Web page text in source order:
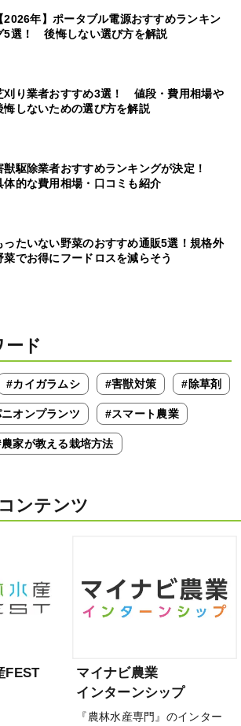
【2026年】ポータブル電源おすすめランキン
5選！ 後悔しない選び方を解説
刈り業者おすすめ3選！ 値段・費用相場や
悔しないための選び方を解説
獣駆除業者おすすめランキングが決定！
体的な費用相場・口コミも紹介
ったいない野菜のおすすめ通販5選！規格外
菜でお得にフードロスを減らそう
ード
#カイガラムシ #害獣対策 #除草剤
オンプランツ #スマート農業
家が教える栽培方法
ンテンツ
FEST
マイナビ農業
インターンシップ
『農林水産専門』のインター